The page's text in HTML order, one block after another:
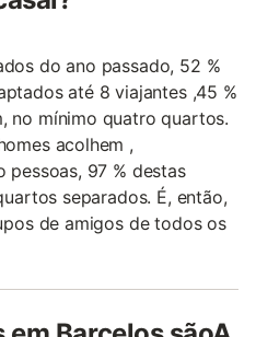
do ano passado, 52 %
até 8 viajantes ,45 %
no mínimo quatro quartos.
acolhem ,
pessoas, 97 % destas
separados. É, então,
de amigos de todos os